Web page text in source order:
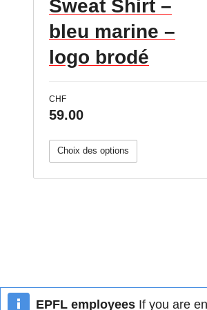
Sweat Shirt –
bleu marine –
logo brodé
CHF
59.00
Choix des options
EPFL employees If you are